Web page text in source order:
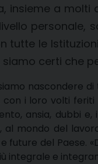
insieme a
personale,
tutte le
siamo certi che
nascondere
con i loro volti
ansia, dubbi
al mondo del
future del Paese.
integrale e